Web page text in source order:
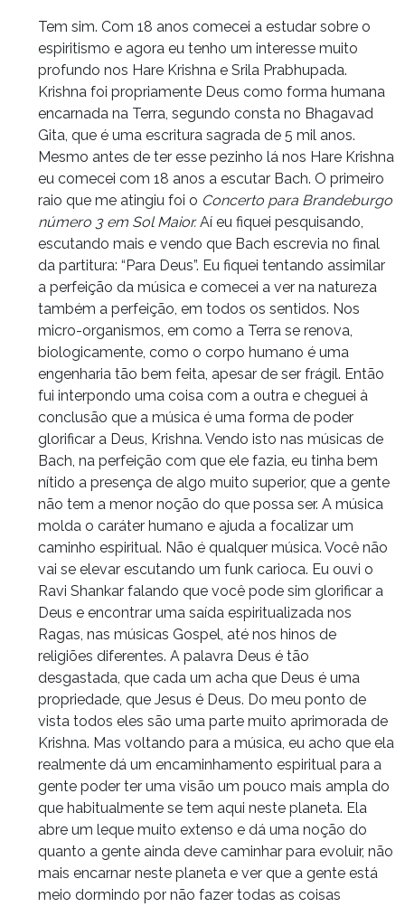
Tem sim. Com 18 anos comecei a estudar sobre o
espiritismo e agora eu tenho um interesse muito
profundo nos Hare Krishna e Srila Prabhupada.
Krishna foi propriamente Deus como forma humana
encarnada na Terra, segundo consta no Bhagavad
Gita, que é uma escritura sagrada de 5 mil anos.
Mesmo antes de ter esse pezinho lá nos Hare Krishna
eu comecei com 18 anos a escutar Bach. O primeiro
raio que me atingiu foi o Concerto para Brandeburgo
número 3 em Sol Maior.Aí eu fiquei pesquisando,
escutando mais e vendo que Bach escrevia no final
da partitura: “Para Deus”. Eu fiquei tentando assimilar
a perfeição da música e comecei a ver na natureza
também a perfeição, em todos os sentidos. Nos
micro-organismos, em como a Terra se renova,
biologicamente, como o corpo humano é uma
engenharia tão bem feita, apesar de ser frágil. Então
fui interpondo uma coisa com a outra e cheguei à
conclusão que a música é uma forma de poder
glorificar a Deus, Krishna. Vendo isto nas músicas de
Bach, na perfeição com que ele fazia, eu tinha bem
nítido a presença de algo muito superior, que a gente
não tem a menor noção do que possa ser. A música
molda o caráter humano e ajuda a focalizar um
caminho espiritual. Não é qualquer música. Você não
vai se elevar escutando um funk carioca. Eu ouvi o
Ravi Shankar falando que você pode sim glorificar a
Deus e encontrar uma saída espiritualizada nos
Ragas, nas músicas Gospel, até nos hinos de
religiões diferentes. A palavra Deus é tão
desgastada, que cada um acha que Deus é uma
propriedade, que Jesus é Deus. Do meu ponto de
vista todos eles são uma parte muito aprimorada de
Krishna. Mas voltando para a música, eu acho que ela
realmente dá um encaminhamento espiritual para a
gente poder ter uma visão um pouco mais ampla do
que habitualmente se tem aqui neste planeta. Ela
abre um leque muito extenso e dá uma noção do
quanto a gente ainda deve caminhar para evoluir, não
mais encarnar neste planeta e ver que a gente está
meio dormindo por não fazer todas as coisas